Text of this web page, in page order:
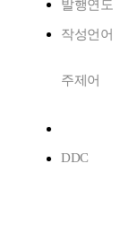
발행연도
작성언어
주제어
DDC